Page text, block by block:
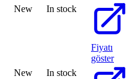
New In stock
New In stock
Fiyatı
göster